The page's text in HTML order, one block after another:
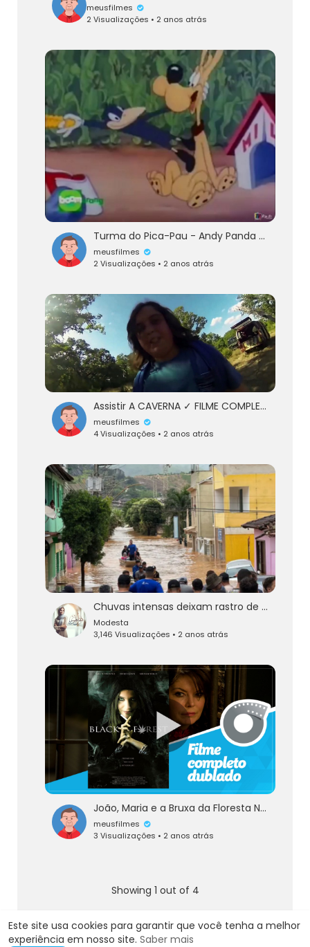
Este site usa cookies para garantir que você tenha a melhor
experiência em nosso site. Saber mais
meusfilmes
2 Visualizações • 2 anos atrás
Turma do Pica-Pau - Andy Panda - Corvo Maluco (1945)
meusfilmes
2 Visualizações • 2 anos atrás
Assistir A CAVERNA ✓ FILME COMPLETO E DUBLADO
meusfilmes
4 Visualizações • 2 anos atrás
Chuvas intensas deixam rastro de destruição no Espírito Santo
Modesta
3,146 Visualizações • 2 anos atrás
João, Maria e a Bruxa da Floresta Negra - Filme Completo Dublado - Hansel & Gretel Get Baked -
meusfilmes
3 Visualizações • 2 anos atrás
Showing 1 out of 4
1 2 3 4